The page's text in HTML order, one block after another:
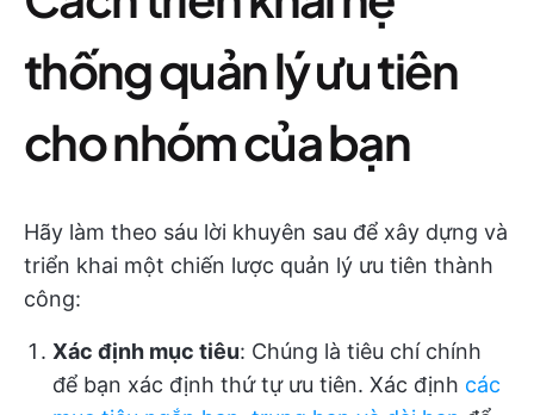
thống quản lý ưu tiên
cho nhóm của bạn
Hãy làm theo sáu lời khuyên sau để xây dựng và
triển khai một chiến lược quản lý ưu tiên thành
công:
Xác định mục tiêu: Chúng là tiêu chí chính
để bạn xác định thứ tự ưu tiên. Xác định các